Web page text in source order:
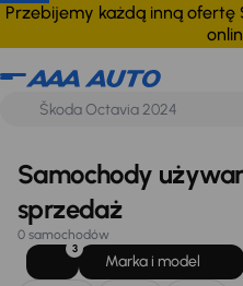
Przebijemy każdą inną ofertę
Volvo S80 Bus
Samochody
sprzedaż
0 samochodów
3
Marka i model